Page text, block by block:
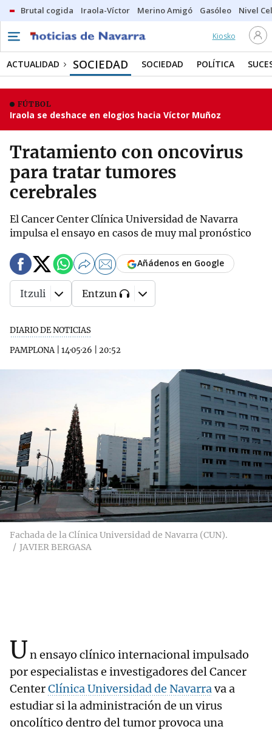
Brutal cogida Iraola-Víctor Merino Amigó Gasóleo Nivel
Kiosko
ACTUALIDAD SOCIEDAD SOCIEDAD POLÍTICA
FÚTBOL
Iraola se deshace en elogios hacia Víctor Muñoz
Tratamiento con oncovirus
para tratar tumores
cerebrales
El Cancer Center Clínica Universidad de Navarra
impulsa el ensayo en casos de muy mal pronóstico
DIARIO DE NOTICIAS
PAMPLONA| 14·05·26 20:52
Añádenos en Google
Itzuli Entzun
Fachada de la Clínica Universidad de Navarra (CUN).
JAVIER BERGASA
Un ensayo clínico internacional impulsado
por especialistas e investigadores del Cancer
CenterClínica Universidad de Navarrava a
estudiar si la administración de un virus
oncolítico dentro del tumor provoca una